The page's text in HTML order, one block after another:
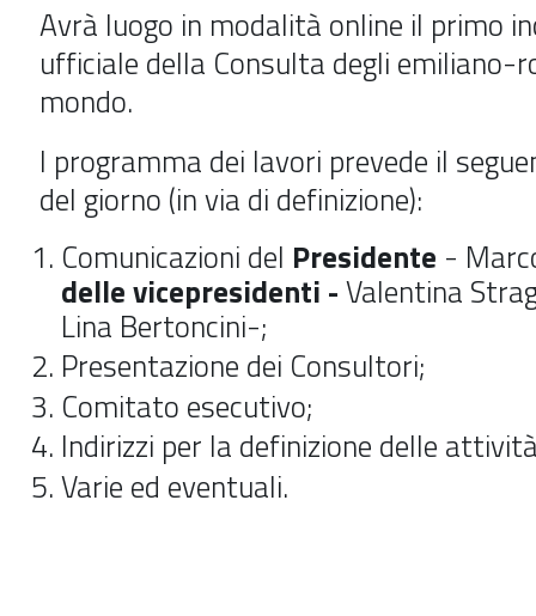
Avrà luogo in modalità online il primo
ufficiale della Consulta degli emiliano-
mondo.
l programma dei lavori prevede il
del giorno (in via di definizione):
Comunicazioni del Presidente -
delle vicepresidenti -Valentina
Lina Bertoncini-;
Presentazione dei Consultori;
Comitato esecutivo;
Indirizzi per la definizione delle
Varie ed eventuali.